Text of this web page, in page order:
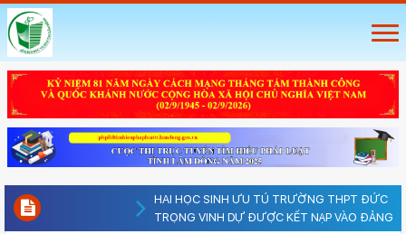
​​​​​​​HAI HỌC SINH ƯU TÚ TRƯỜNG THPT ĐỨC
TRỌNG VINH DỰ ĐƯỢC KẾT NẠP VÀO ĐẢNG